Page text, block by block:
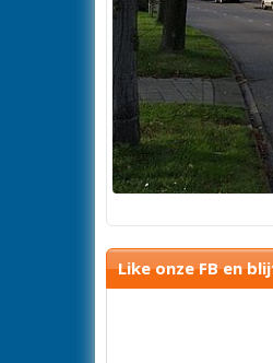
Like onze FB en